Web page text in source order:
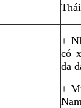
+
có
đa
+